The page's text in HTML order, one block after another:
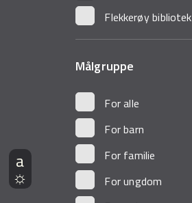
Flekkerøy bibliotek
Målgruppe
For alle
For barn
For familie
For ungdom